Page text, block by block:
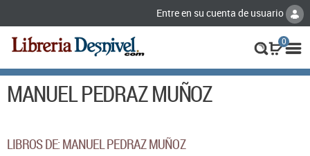
Entre en su cuenta de usuario
0
MANUEL PEDRAZ MUÑOZ
LIBROS DE: MANUEL PEDRAZ MUÑOZ